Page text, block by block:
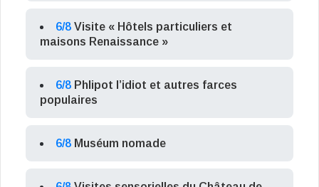
6/8 Visite « Hôtels particuliers et
maisons Renaissance »
6/8 Phlipot l’idiot et autres farces
populaires
6/8 Muséum nomade